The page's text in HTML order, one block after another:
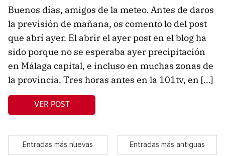
Buenos días, amigos de la meteo. Antes de daros
la previsión de mañana, os comento lo del post
que abrí ayer. El abrir el ayer post en el blog ha
sido porque no se esperaba ayer precipitación
en Málaga capital, e incluso en muchas zonas de
la provincia. Tres horas antes en la 101tv, en […]
VER POST
Entradas más nuevas Entradas más antiguas